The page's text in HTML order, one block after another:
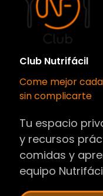
Club Nutrifácil
Come mejor
sin complicarte
Tu espacio
y recursos
comidas y
equipo